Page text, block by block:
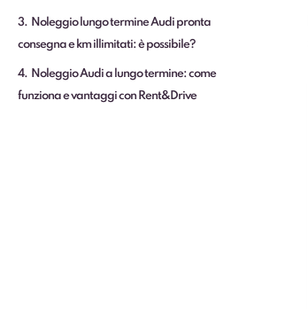
3
Noleggio lungo termine Audi pronta
consegna e km illimitati: è possibile?
4
Noleggio Audi a lungo termine: come
funziona e vantaggi con Rent&Drive